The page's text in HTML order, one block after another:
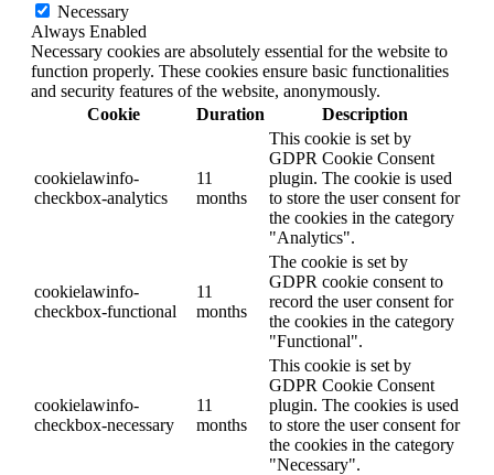
Necessary
Always Enabled
Necessary cookies are absolutely essential for the website to
function properly. These cookies ensure basic functionalities
and security features of the website, anonymously.
Cookie
Duration Description
cookielawinfo-
checkbox-analytics
11
months
This cookie is set by
GDPR Cookie Consent
plugin. The cookie is used
to store the user consent for
the cookies in the category
"Analytics".
cookielawinfo-
checkbox-functional
11
months
The cookie is set by
GDPR cookie consent to
record the user consent for
the cookies in the category
"Functional".
cookielawinfo-
checkbox-necessary
11
months
This cookie is set by
GDPR Cookie Consent
plugin. The cookies is used
to store the user consent for
the cookies in the category
"Necessary".